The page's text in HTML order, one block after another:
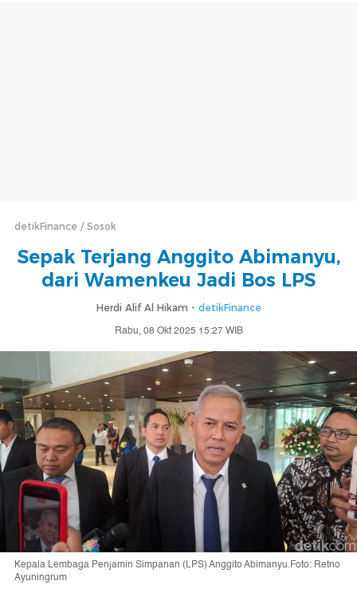
detikFinance Sosok
Sepak Terjang Anggito Abimanyu,
dari Wamenkeu Jadi Bos LPS
Herdi Alif Al Hikam - detikFinance
Rabu, 08 Okt 2025 15:27 WIB
Kepala Lembaga Penjamin Simpanan (LPS) Anggito Abimanyu.Foto: Retno
Ayuningrum